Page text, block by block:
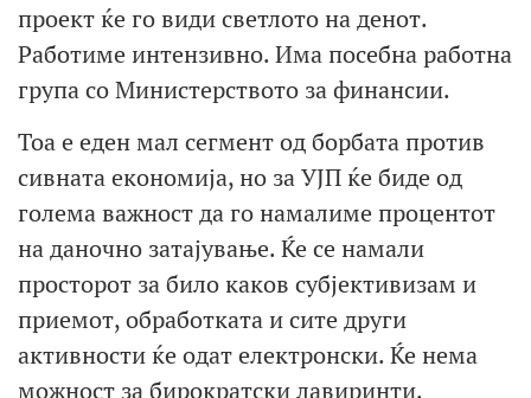
проект ќе го види светлото на денот.
Работиме интензивно. Има посебна работна
група со Министерството за финансии.
Тоа е еден мал сегмент од борбата против
сивната економија, но за УЈП ќе биде од
голема важност да го намалиме процентот
на даночно затајување. Ќе се намали
просторот за било каков субјективизам и
приемот, обработката и сите други
активности ќе одат електронски. Ќе нема
можност за бирократски лавиринти.